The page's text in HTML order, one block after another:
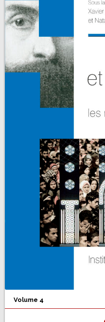
Volume 4